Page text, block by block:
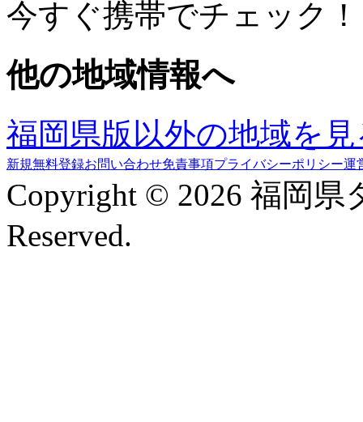
今すぐ携帯でチェック！
他の地域情報へ
福岡県版以外の地域を
新規無料登録お問い合わせ免責事項プライバシーポリシー運
Copyright © 2026 福岡
Reserved.